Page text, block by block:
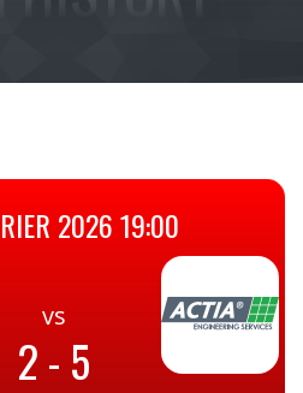
2026 19:00
vs
2 - 5